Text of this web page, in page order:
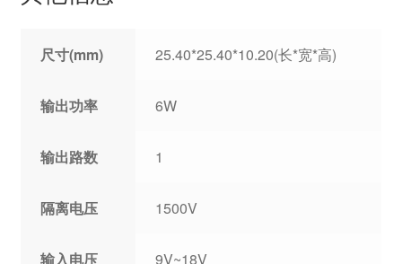
尺寸(mm) 25.40*25.40*10.20(长*宽*高)
输出功率 6W
输出路数 1
隔离电压 1500V
输入电压 9V~18V